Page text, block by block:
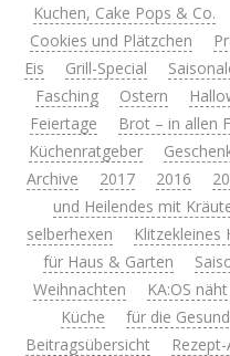
Kuchen, Cake Pops & Co.
Cookies und Plätzchen
Eis
Grill-Special
Fasching
Ostern
Feiertage
Brot – in allen
Küchenratgeber
Archive
2017 2016
und Heilendes mit
selberhexen
Klitzekleines
für Haus & Garten
Weihnachten
KA:OS näht
Küche
für die
Beitragsübersicht